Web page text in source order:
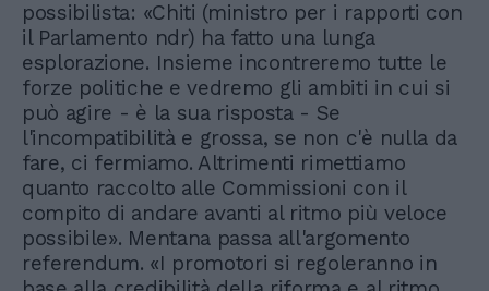
possibilista: «Chiti (ministro per i rapporti con
il Parlamento ndr) ha fatto una lunga
esplorazione. Insieme incontreremo tutte le
forze politiche e vedremo gli ambiti in cui si
può agire - è la sua risposta - Se
l'incompatibilità e grossa, se non c'è nulla da
fare, ci fermiamo. Altrimenti rimettiamo
quanto raccolto alle Commissioni con il
compito di andare avanti al ritmo più veloce
possibile». Mentana passa all'argomento
referendum. «I promotori si regoleranno in